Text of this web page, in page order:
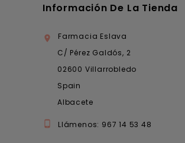
Información De La Tienda

Farmacia Eslava
C/ Pérez Galdós, 2
02600 Villarrobledo
Spain
Albacete
 Llámenos: 967 14 53 48